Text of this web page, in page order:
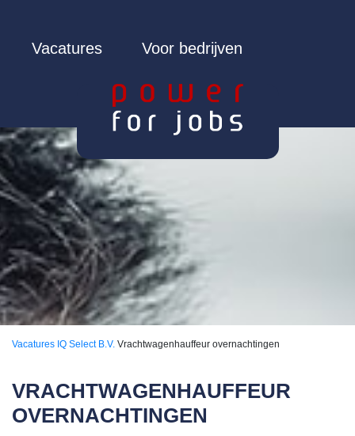
Vacatures Voor bedrijven
Vacatures IQ Select B.V. Vrachtwagenhauffeur overnachtingen
VRACHTWAGENHAUFFEUR
OVERNACHTINGEN